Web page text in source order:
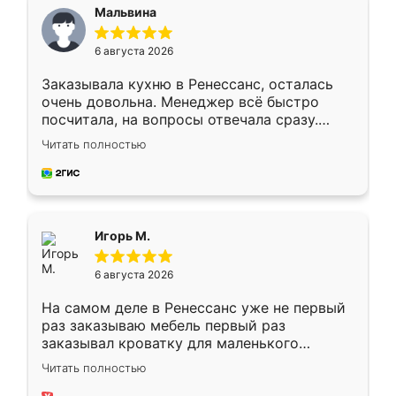
Мальвина
6 августа 2026
Заказывала кухню в Ренессанс, осталась
очень довольна. Менеджер всё быстро
посчитала, на вопросы отвечала сразу.
Замерщик приехал в субботу, подошёл к
делу со всей ответственностью. Собрали
за день, ребята работали аккуратно, даже
Читать полностью
Игорь М.
6 августа 2026
На самом деле в Ренессанс уже не первый
раз заказываю мебель первый раз
заказывал кроватку для маленького
ребёнка при его рождении ,во второй раз
заказал шкаф-купе. По качеству очень
Читать полностью